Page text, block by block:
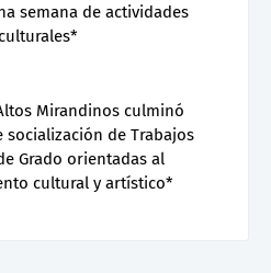
semana de actividades
Mirandinos culminó
socialización de Trabajos
Grado orientadas al
cultural y artístico*